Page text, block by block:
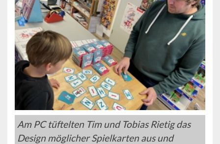
Am PC tüftelten Tim und Tobias Rietig das
Design möglicher Spielkarten aus und